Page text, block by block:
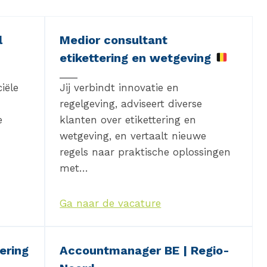
Medior consultant
etikettering en wetgeving
Jij verbindt innovatie en
regelgeving, adviseert diverse
klanten over etikettering en
wetgeving, en vertaalt nieuwe
regels naar praktische oplossingen
met…
Ga naar de vacature
Accountmanager BE | Regio-